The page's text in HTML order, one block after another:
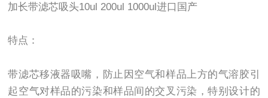
加长带滤芯吸头10ul 200ul 1000ul进口国产
特点：
带滤芯移液器吸嘴，防止因空气和样品上方的气溶胶引
起空气对样品的污染和样品间的交叉污染，特别设计的